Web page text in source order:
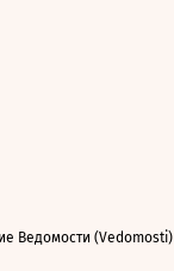
Ведомости (Vedomosti)